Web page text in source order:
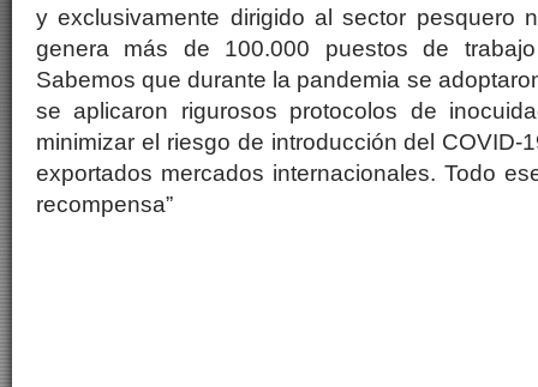
y exclusivamente dirigido al sector pesquero
genera más de 100.000 puestos de
Sabemos que durante la pandemia se
se aplicaron rigurosos protocolos de
minimizar el riesgo de introducción del COVID-
exportados mercados internacionales. Todo
recompensa”